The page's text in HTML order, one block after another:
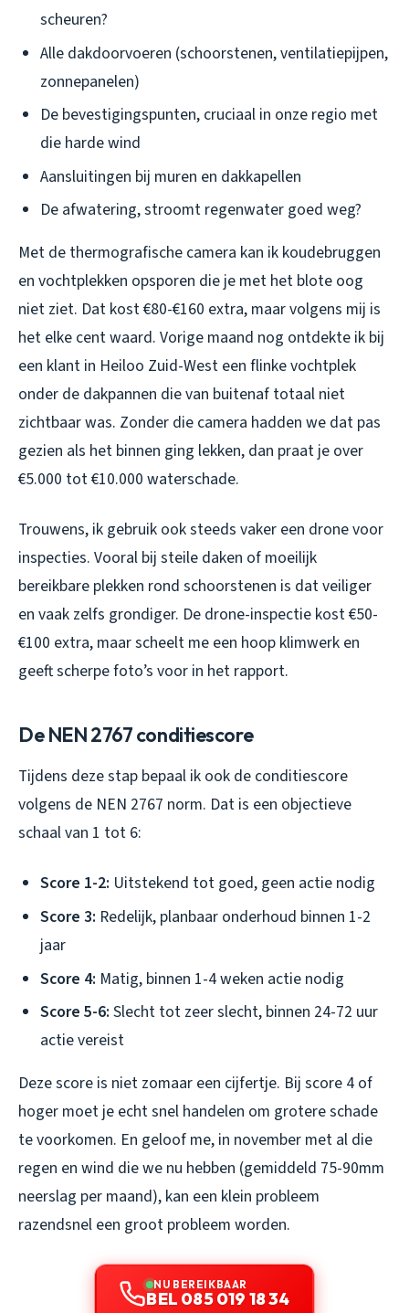
scheuren?
Alle dakdoorvoeren (schoorstenen, ventilatiepijpen,
zonnepanelen)
De bevestigingspunten, cruciaal in onze regio met
die harde wind
Aansluitingen bij muren en dakkapellen
De afwatering, stroomt regenwater goed weg?
Met de thermografische camera kan ik koudebruggen
en vochtplekken opsporen die je met het blote oog
niet ziet. Dat kost €80-€160 extra, maar volgens mij is
het elke cent waard. Vorige maand nog ontdekte ik bij
een klant in Heiloo Zuid-West een flinke vochtplek
onder de dakpannen die van buitenaf totaal niet
zichtbaar was. Zonder die camera hadden we dat pas
gezien als het binnen ging lekken, dan praat je over
€5.000 tot €10.000 waterschade.
Trouwens, ik gebruik ook steeds vaker een drone voor
inspecties. Vooral bij steile daken of moeilijk
bereikbare plekken rond schoorstenen is dat veiliger
en vaak zelfs grondiger. De drone-inspectie kost €50-
€100 extra, maar scheelt me een hoop klimwerk en
geeft scherpe foto’s voor in het rapport.
De NEN 2767 conditiescore
Tijdens deze stap bepaal ik ook de conditiescore
volgens de NEN 2767 norm. Dat is een objectieve
schaal van 1 tot 6:
Score 1-2: Uitstekend tot goed, geen actie nodig
Score 3: Redelijk, planbaar onderhoud binnen 1-2
jaar
Score 4: Matig, binnen 1-4 weken actie nodig
Score 5-6: Slecht tot zeer slecht, binnen 24-72 uur
actie vereist
Deze score is niet zomaar een cijfertje. Bij score 4 of
hoger moet je echt snel handelen om grotere schade
te voorkomen. En geloof me, in november met al die
regen en wind die we nu hebben (gemiddeld 75-90mm
neerslag per maand), kan een klein probleem
razendsnel een groot probleem worden.
NU BEREIKBAAR
BEL 085 019 18 34